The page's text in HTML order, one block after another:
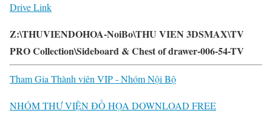
Drive Link
Z:\THUVIENDOHOA-NoiBo\THU VIEN 3DSMAX\TV
PRO Collection\Sideboard & Chest of drawer-006-54-TV
Tham Gia Thành viên VIP - Nhóm Nội Bộ
NHÓM THƯ VIỆN ĐỒ HỌA DOWNLOAD FREE